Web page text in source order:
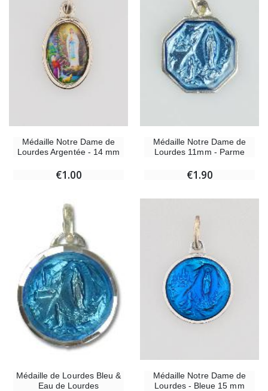
Médaille Notre Dame de
Lourdes Argentée - 14 mm
€1.00
Médaille Notre Dame de
Lourdes 11mm - Parme
€1.90
Médaille de Lourdes Bleu &
Eau de Lourdes
Médaille Notre Dame de
Lourdes - Bleue 15 mm